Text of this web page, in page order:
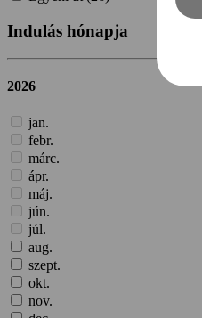
Indulás hónapja
2026
jan.
febr.
márc.
ápr.
máj.
jún.
júl.
aug.
szept.
okt.
nov.